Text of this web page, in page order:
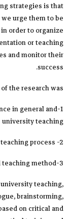
strategies is that
urge them to be
order to organize
or teaching
and monitor their
success.
the research was:
in general and
university teaching
process -2
3-Knowing the difference between strategy and teaching method
teaching,
brainstorming,
on critical and